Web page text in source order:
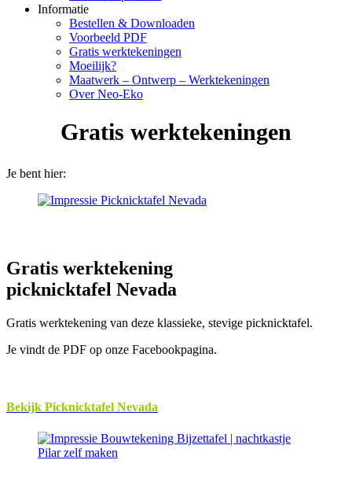
Informatie
Bestellen & Downloaden
Voorbeeld PDF
Gratis werktekeningen
Moeilijk?
Maatwerk – Ontwerp – Werktekeningen
Over Neo-Eko
Gratis werktekeningen
Je bent hier:
Gratis werktekening
picknicktafel Nevada
Gratis werktekening van deze klassieke, stevige picknicktafel.
Je vindt de PDF op onze Facebookpagina.
Bekijk Picknicktafel Nevada